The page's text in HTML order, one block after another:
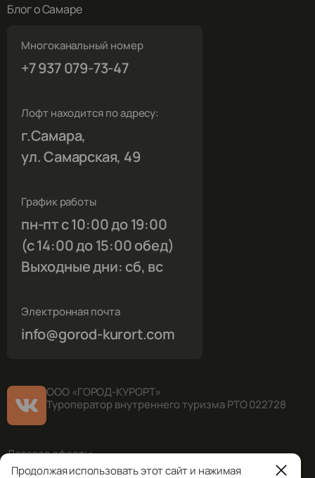
Блог о Самаре
Многоканальный номер
+7 937 079-73-47
Лофт находится по адресу:
г.Самара,
ул. Самарская, 49
График работы
пн-пт с 10:00 до 19:00
(с 14:00 до 15:00 обед)
Выходные дни: сб, вс
Электронная почта
info@gorod-kurort.com
ООО «ГОРОД-КУРОРТ»
Туроператор внутреннего туризма РТО 022728
Договор оферты
Правила оплаты
Продолжая использовать этот сайт и нажимая